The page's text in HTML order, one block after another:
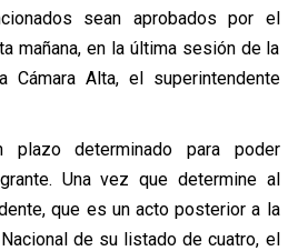
sean aprobados por el
mañana, en la última sesión de la
Cámara Alta, el superintendente
plazo determinado para poder
Una vez que determine al
que es un acto posterior a la
de su listado de cuatro, el